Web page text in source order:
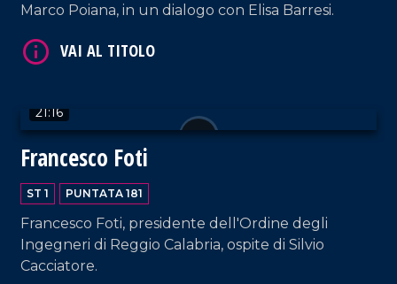
Marco Poiana, in un dialogo con Elisa Barresi.
21:16
Francesco Foti
ST 1 PUNTATA 181
Francesco Foti, presidente dell'Ordine degli
Ingegneri di Reggio Calabria, ospite di Silvio
Cacciatore.
VAI AL TITOLO